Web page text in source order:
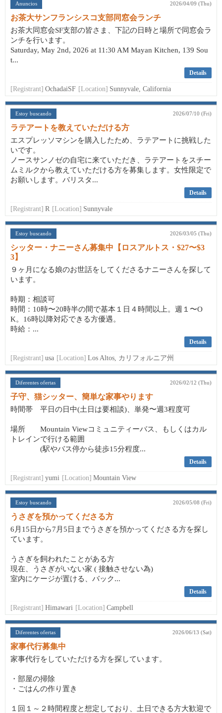
Anuncios 2026/04/09 (Thu)
お茶大サンフランシスコ支部同窓会ランチ
お茶大同窓会SF支部の皆さま、下記の日時と場所で同窓会ラ
ンチを行います。
Saturday, May 2nd, 2026 at 11:30 AM Mayan Kitchen, 139 Sou
t...
Details
[Registrant] OchadaiSF [Location] Sunnyvale, California
Estoy buscando 2026/07/10 (Fri)
ラテアートを教えていただける方
エスプレッソマシンを購入したため、ラテアートに挑戦した
いです。
ノースサンノゼの自宅に来ていただき、ラテアートをスチー
ムミルクから教えていただける方を募集します。女性限定で
お願いします。バリスタ...
Details
[Registrant] R [Location] Sunnyvale
Estoy buscando 2026/03/05 (Thu)
シッター・ナニーさん募集中【ロスアルトス・$27〜$3
3】
９ヶ月になる娘のお世話をしてくださるナニーさんを探して
います。
時期：相談可
時間：10時〜20時半の間で基本１日４時間以上。週１〜O
K。16時以降対応できる方優遇。
時給：...
Details
[Registrant] usa [Location] Los Altos, カリフォルニア州
Diferentes ofertas 2026/02/12 (Thu)
子守、猫シッター、簡単な家事やります
時間帯 平日の日中(土日は要相談)、単発〜週3程度可
場所 Mountain Viewコミュニティーバス、もしくはカル
トレインで行ける範囲
(駅やバス停から徒歩15分程度...
Details
[Registrant] yumi [Location] Mountain View
Estoy buscando 2026/05/08 (Fri)
うさぎを預かってくださる方
6月15日から7月5日までうさぎを預かってくださる方を探し
ています。
うさぎを飼われたことがある方
現在、うさぎがいない家 ( 接触させない為)
室内にケージが置ける、バック...
Details
[Registrant] Himawari [Location] Campbell
Diferentes ofertas 2026/06/13 (Sat)
家事代行募集中
家事代行をしていただける方を探しています。
・部屋の掃除
・ごはんの作り置き
１回１～２時間程度と想定しており、土日できる方大歓迎で